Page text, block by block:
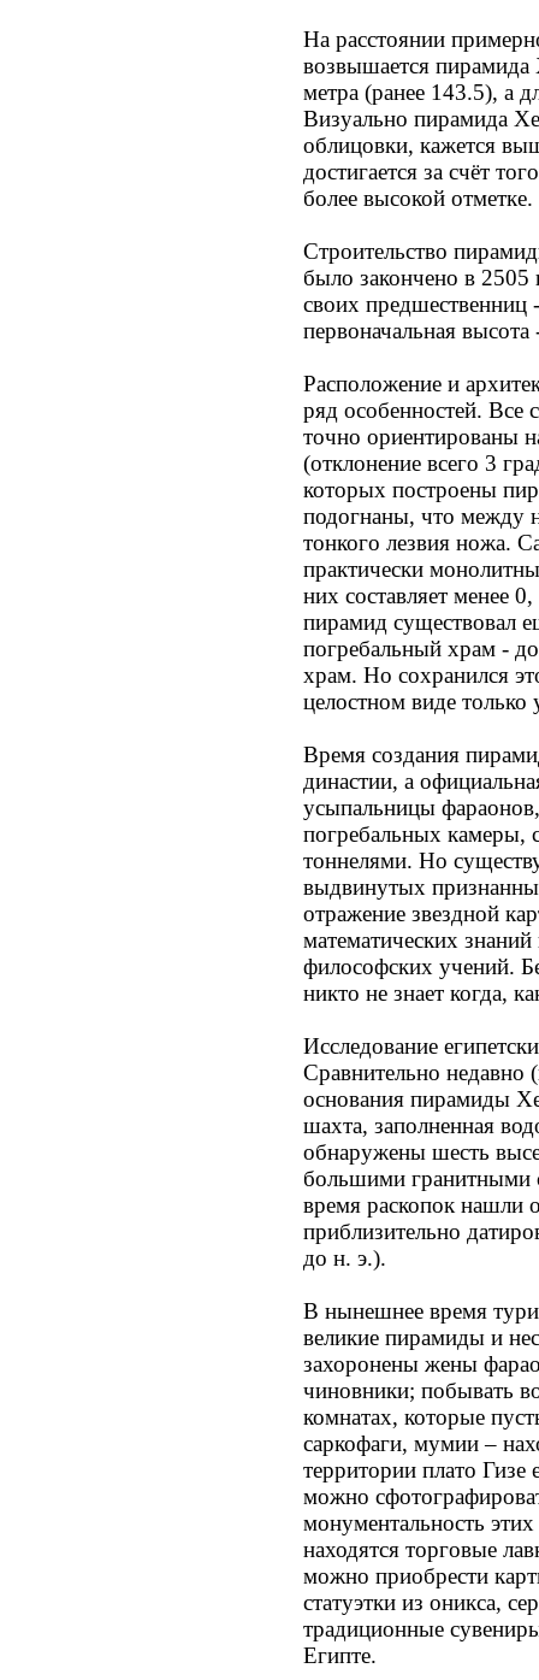
На расстоянии
возвышается
метра (ранее 143.5), а
Визуально пирамида
облицовки, кажется
достигается за счёт
более высокой отметке.
Строительство
было закончено в 2505
своих предшественниц
первоначальная
Расположение и
ряд особенностей. Все
точно ориентированы
(отклонение всего 3
которых построены
подогнаны, что между
тонкого лезвия ножа.
практически
них составляет менее
пирамид существовал
погребальный храм -
храм. Но сохранился
целостном виде
Время создания
династии, а
усыпальницы
погребальных камеры,
тоннелями. Но
выдвинутых
отражение звездной
математических
философских учений.
никто не знает когда,
Исследование
Сравнительно недавно
основания пирамиды
шахта, заполненная
обнаружены шесть
большими гранитными
время раскопок нашли
приблизительно
до н. э.).
В нынешнее время
великие пирамиды и
захоронены жены
чиновники; побывать
комнатах, которые
саркофаги, мумии –
территории плато Гизе
можно
монументальность
находятся торговые
можно приобрести
статуэтки из оникса,
традиционные
Египте.